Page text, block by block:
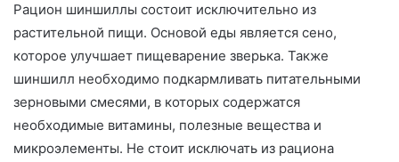
Рацион шиншиллы состоит исключительно из
растительной пищи. Основой еды является сено,
которое улучшает пищеварение зверька. Также
шиншилл необходимо подкармливать питательными
зерновыми смесями, в которых содержатся
необходимые витамины, полезные вещества и
микроэлементы. Не стоит исключать из рациона